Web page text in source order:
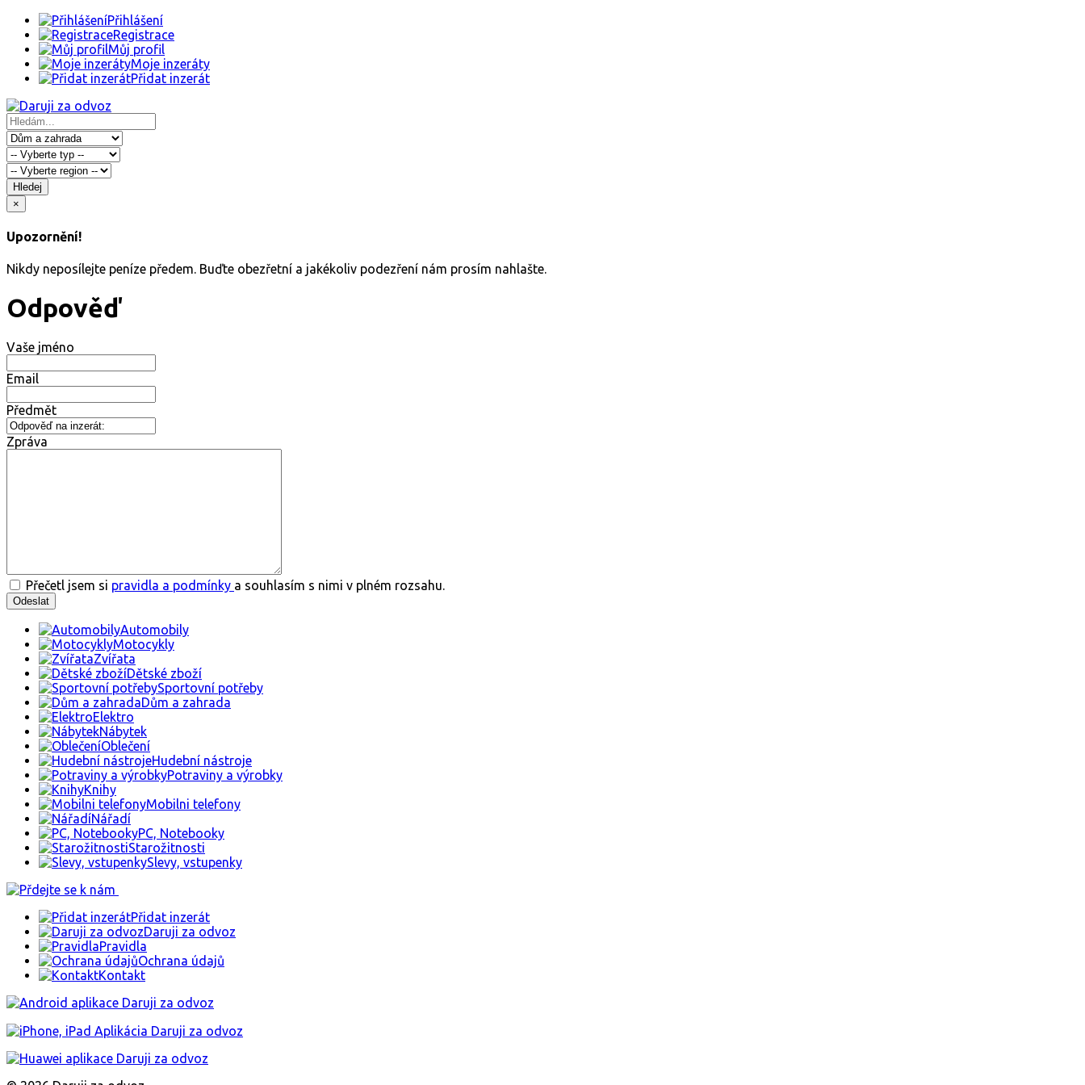
Přihlášení
Registrace
Můj profil
Moje inzeráty
Přidat inzerát
Hledej
×
Upozornění!
Nikdy neposílejte peníze předem. Buďte obezřetní a jakékoliv podezření nám prosím nahlašte.
Odpověď
Vaše jméno
Email
Předmět
Zpráva
Přečetl jsem si pravidla a podmínky a souhlasím s nimi v plném rozsahu.
Automobily
Motocykly
Zvířata
Dětské zboží
Sportovní potřeby
Dům a zahrada
Elektro
Nábytek
Oblečení
Hudební nástroje
Potraviny a výrobky
Knihy
Mobilni telefony
Nářadí
PC, Notebooky
Starožitnosti
Slevy, vstupenky
Přidat inzerát
Daruji za odvoz
Pravidla
Ochrana údajů
Kontakt